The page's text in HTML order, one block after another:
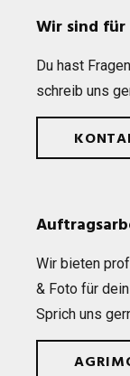
Wir sind für
Du hast
schreib uns
Wir bie­ten
& Foto für
Sprich uns